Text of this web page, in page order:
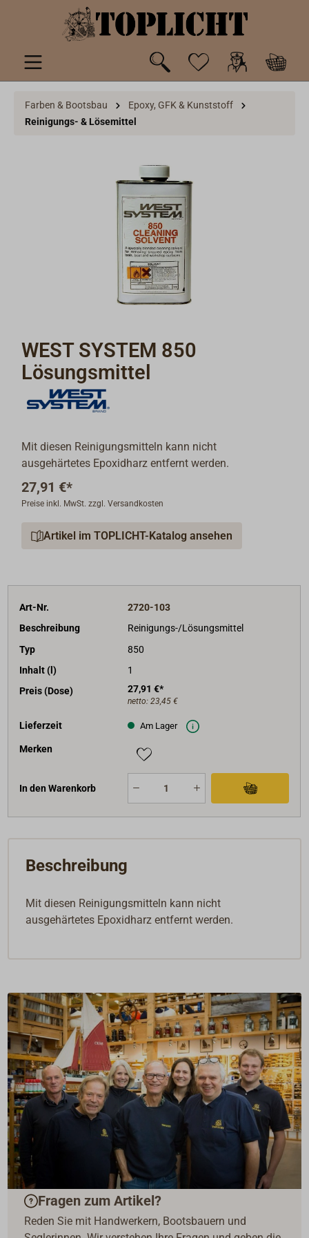
springen
Farben & Bootsbau
Epoxy, GFK & Kunststoff
Reinigungs- & Lösemittel
WEST SYSTEM 850
Lösungsmittel
Mit diesen Reinigungsmitteln kann nicht
ausgehärtetes Epoxidharz entfernt werden.
27,91 €*
Preise inkl. MwSt. zzgl. Versandkosten
Artikel im TOPLICHT-Katalog ansehen
Art-Nr.
2720-103
Beschreibung
Reinigungs-/Lösungsmittel
Typ
850
Inhalt (l)
1
Preis (Dose)
27,91 €*
netto: 23,45 €
Lieferzeit Am Lager
Merken
In den Warenkorb
Beschreibung
Mit diesen Reinigungsmitteln kann nicht
ausgehärtetes Epoxidharz entfernt werden.
Fragen zum Artikel?
Reden Sie mit Handwerkern, Bootsbauern und